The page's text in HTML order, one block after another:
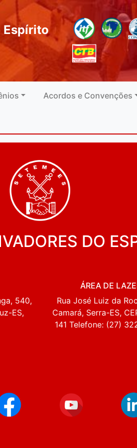
Espírito
Acordos e Convenções
DO
540,
ES,
ÁREA DE
Rua José Luiz da
Camará, Serra-ES,
141 Telefone: (27)